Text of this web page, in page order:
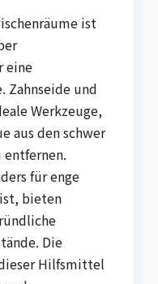
ist
eine
Zahnseide und
Werkzeuge,
aus den schwer
entfernen.
für enge
bieten
Die
Hilfsmittel